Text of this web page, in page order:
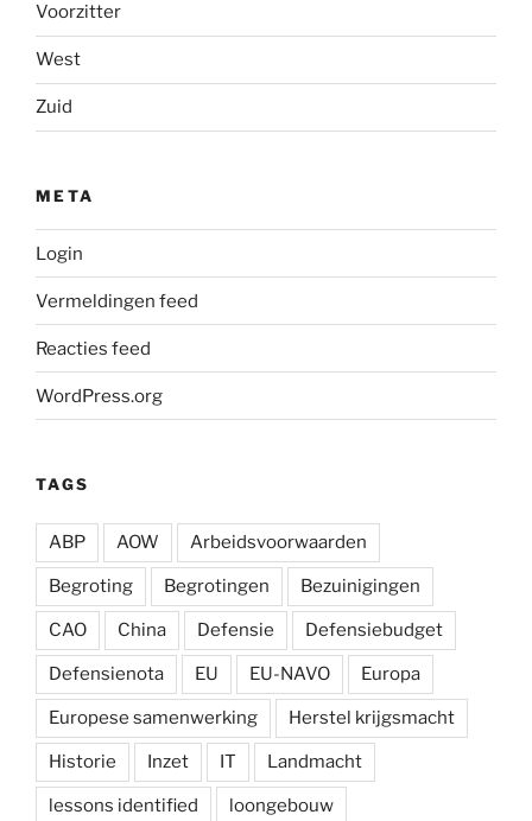
Voorzitter
West
Zuid
META
Login
Vermeldingen feed
Reacties feed
WordPress.org
TAGS
ABP AOW Arbeidsvoorwaarden
Begroting Begrotingen Bezuinigingen
CAO China Defensie Defensiebudget
Defensienota EU EU-NAVO Europa
Europese samenwerking Herstel krijgsmacht
Historie Inzet IT Landmacht
lessons identified loongebouw